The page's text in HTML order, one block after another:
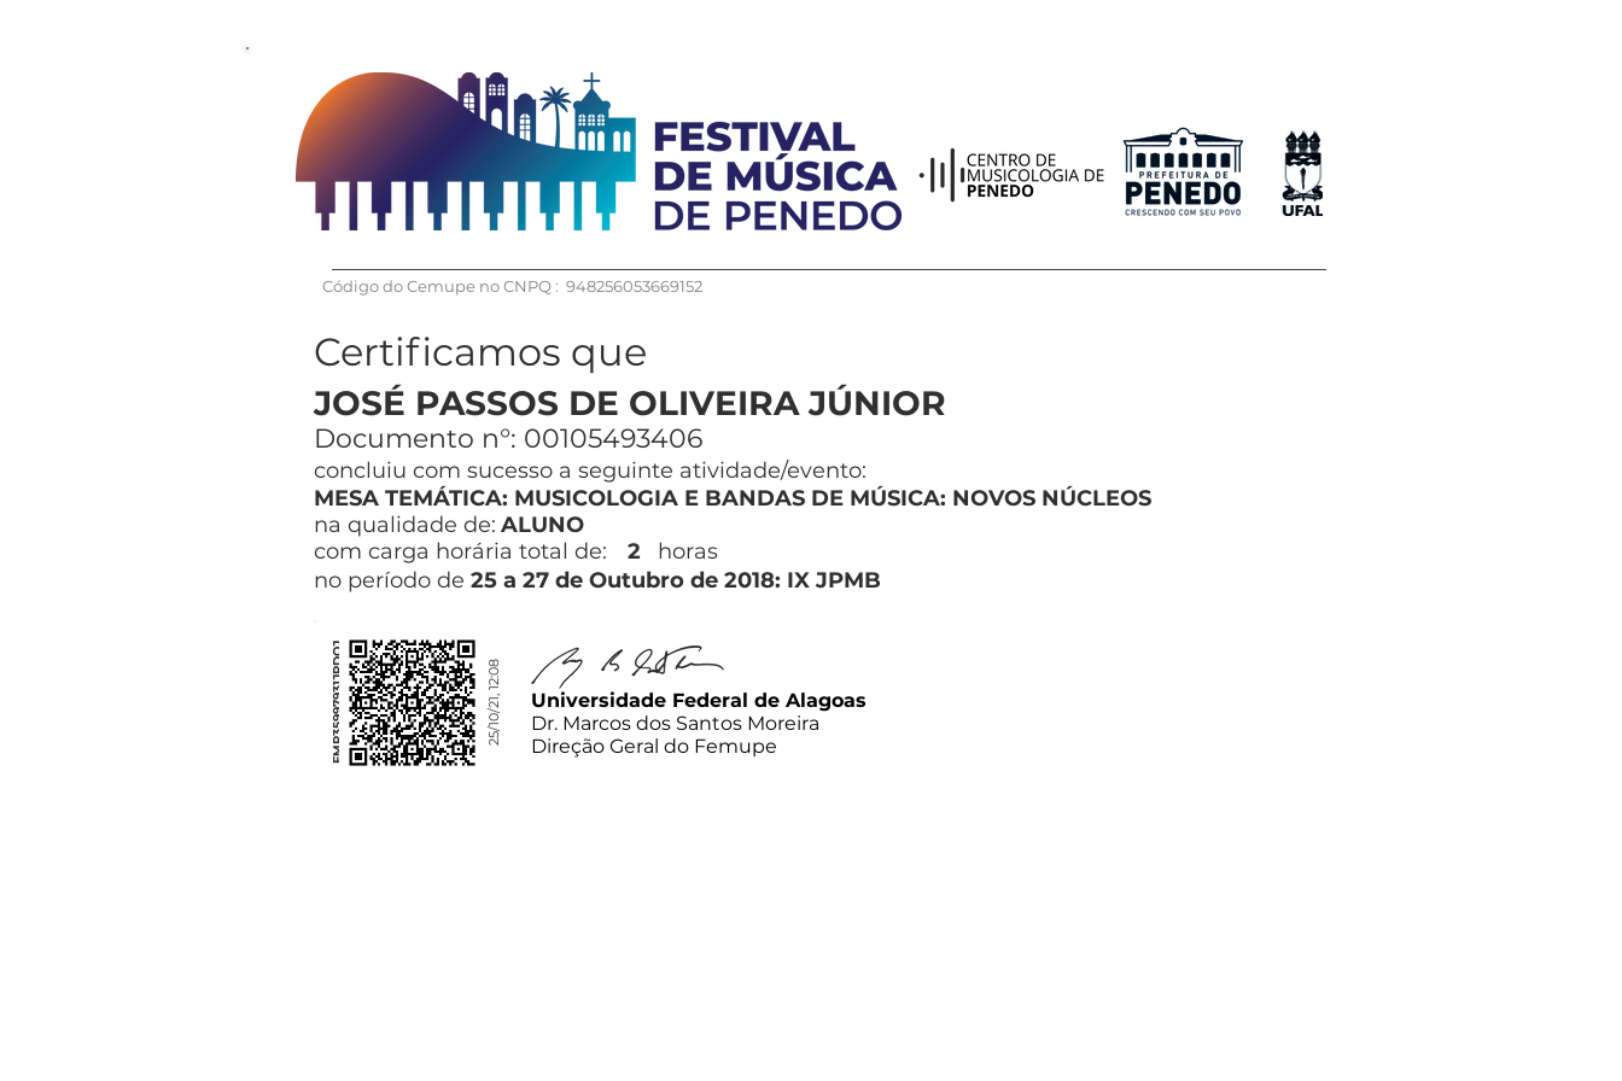
Código do Cemupe no CNPQ : 948256053669152
Certificamos que
JOSÉ PASSOS DE OLIVEIRA JÚNIOR
Documento n°: 00105493406
concluiu com sucesso a seguinte atividade/evento:
MESA TEMÁTICA: MUSICOLOGIA E BANDAS DE MÚSICA: NOVOS NÚCLEOS
na qualidade de: ALUNO
com carga horária total de:
2
horas
no período de 25 a 27 de Outubro de 2018: IX JPMB
FMP35997931JPDOJ 25/10/21, 12:08
Universidade Federal de Alagoas
Dr. Marcos dos Santos Moreira
Direção Geral do Femupe